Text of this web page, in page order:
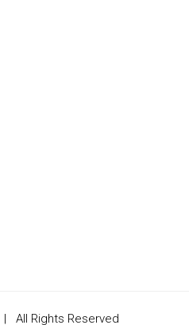
| All Rights Reserved